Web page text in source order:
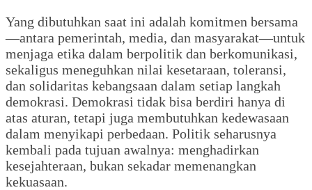
Yang dibutuhkan saat ini adalah komitmen bersama
—antara pemerintah, media, dan masyarakat—untuk
menjaga etika dalam berpolitik dan berkomunikasi,
sekaligus meneguhkan nilai kesetaraan, toleransi,
dan solidaritas kebangsaan dalam setiap langkah
demokrasi. Demokrasi tidak bisa berdiri hanya di
atas aturan, tetapi juga membutuhkan kedewasaan
dalam menyikapi perbedaan. Politik seharusnya
kembali pada tujuan awalnya: menghadirkan
kesejahteraan, bukan sekadar memenangkan
kekuasaan.